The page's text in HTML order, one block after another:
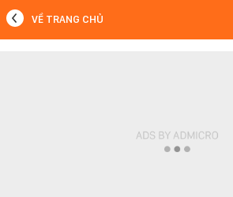
VỀ TRANG CHỦ